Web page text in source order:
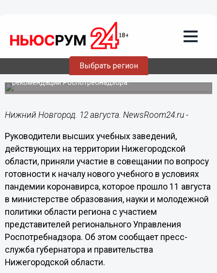
Выбрать регион
12.08.202013:10
В очном режиме готовы начать
учебный год нижегородские вузы
Учебный процесс будет организован с учетом всех
рекомендаций Роспотребнадзора.
Нижний Новгород. 12 августа. NewsRoom24.ru -
Руководители высших учебных заведений,
действующих на территории Нижегородской
области, приняли участие в совещании по вопросу
готовности к началу нового учебного в условиях
пандемии коронавирса, которое прошло 11 августа
в министерстве образования, науки и молодежной
политики области региона с участием
представителей регионального Управления
Роспотребнадзора. Об этом сообщает пресс-
служба губернатора и правительства
Нижегородской области.